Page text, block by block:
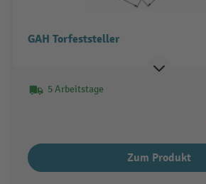
GAH Torfeststeller
5 Arbeitstage
Zum Produkt